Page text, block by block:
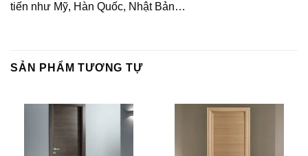
tiến như Mỹ, Hàn Quốc, Nhật Bản…
SẢN PHẨM TƯƠNG TỰ